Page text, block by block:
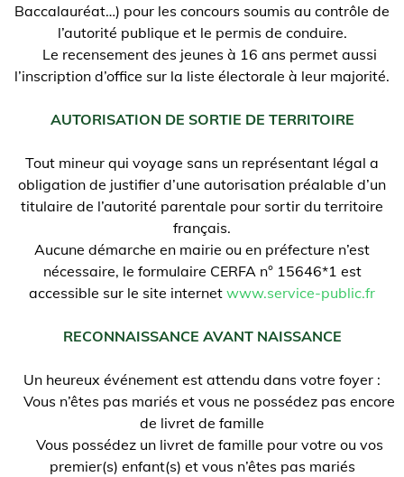
Baccalauréat…) pour les concours soumis au contrôle de
l’autorité publique et le permis de conduire.
Le recensement des jeunes à 16 ans permet aussi
l’inscription d’office sur la liste électorale à leur majorité.
AUTORISATION DE SORTIE DE TERRITOIRE
Tout mineur qui voyage sans un représentant légal a
obligation de justifier d’une autorisation préalable d’un
titulaire de l’autorité parentale pour sortir du territoire
français.
Aucune démarche en mairie ou en préfecture n’est
nécessaire, le formulaire CERFA n° 15646*1 est
accessible sur le site internet www.service-public.fr
RECONNAISSANCE AVANT NAISSANCE
Un heureux événement est attendu dans votre foyer :
Vous n’êtes pas mariés et vous ne possédez pas encore
de livret de famille
Vous possédez un livret de famille pour votre ou vos
premier(s) enfant(s) et vous n’êtes pas mariés